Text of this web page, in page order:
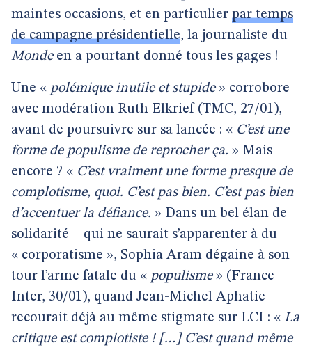
maintes occasions, et en particulier par temps
de campagne présidentielle, la journaliste du
Mondeen a pourtant donné tous les gages !
Une « polémique inutile et stupide» corrobore
avec modération Ruth Elkrief (TMC, 27/01),
avant de poursuivre sur sa lancée : « C’est une
forme de populisme de reprocher ça. » Mais
encore ? « C’est vraiment une forme presque de
complotisme, quoi. C’est pas bien. C’est pas bien
d’accentuer la défiance. » Dans un bel élan de
solidarité – qui ne saurait s’apparenter à du
« corporatisme », Sophia Aram dégaine à son
tour l’arme fatale du « populisme» (France
Inter, 30/01), quand Jean-Michel Aphatie
recourait déjà au même stigmate sur LCI : « La
critique est complotiste ! […] C’est quand même